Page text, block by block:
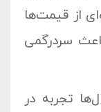
از قیمت‌ها
سردرگمی
تجربه در